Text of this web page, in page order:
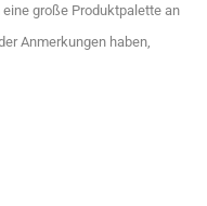
große Produktpalette an
Anmerkungen haben,